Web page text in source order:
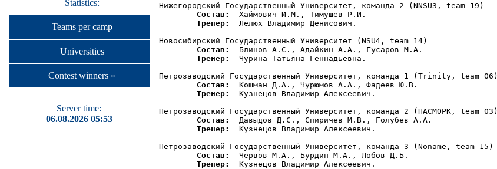
Statistics:
Teams per camp
Universities
Contest winners »
Server time:
06.08.2026 05:53
Нижегородский Государственный Университет, команда 2 (NNSU3, team 19)
Состав:
  Хаймович И.М., Тимушев Р.И.
Тренер:
  Лелюх Владимир Денисович.
Новосибирский Государственный Университет (NSU4, team 14)
Состав:
  Блинов А.С., Адайкин А.А., Гусаров М.А.
Тренер:
  Чурина Татьяна Геннадьевна.
Петрозаводский Государственный Университет, команда 1 (Trinity, team 06)
Состав:
  Кошман Д.А., Чурюмов А.А., Фадеев Ю.В.
Тренер:
  Кузнецов Владимир Алексеевич.
Петрозаводский Государственный Университет, команда 2 (HACMOPK, team 03)
Состав:
  Давыдов Д.С., Спиричев М.В., Голубев А.А.
Тренер:
  Кузнецов Владимир Алексеевич.
Петрозаводский Государственный Университет, команда 3 (Noname, team 15)
Состав:
  Червов М.А., Бурдин М.А., Лобов Д.Б.
Тренер:
  Кузнецов Владимир Алексеевич.